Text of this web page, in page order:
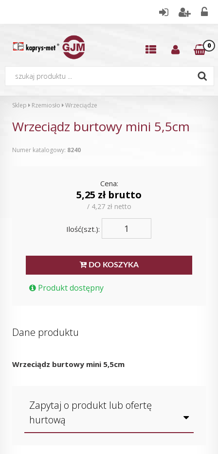
0
Sklep Rzemiosło Wrzeciądze
Wrzeciądz burtowy mini 5,5cm
Numer katalogowy: 8240
Cena:
5,25 zł brutto
/ 4,27 zł netto
Ilość(szt.):
DO KOSZYKA
Produkt dostępny
Dane produktu
Wrzeciądz burtowy mini 5,5cm
Zapytaj o produkt lub ofertę
hurtową